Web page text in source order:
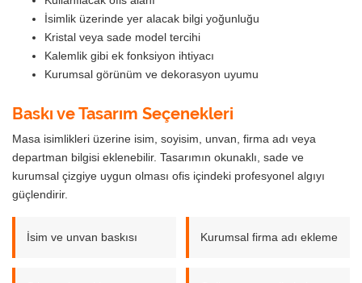
İsimlik üzerinde yer alacak bilgi yoğunluğu
Kristal veya sade model tercihi
Kalemlik gibi ek fonksiyon ihtiyacı
Kurumsal görünüm ve dekorasyon uyumu
Baskı ve Tasarım Seçenekleri
Masa isimlikleri üzerine isim, soyisim, unvan, firma adı veya
departman bilgisi eklenebilir. Tasarımın okunaklı, sade ve
kurumsal çizgiye uygun olması ofis içindeki profesyonel algıyı
güçlendirir.
İsim ve unvan baskısı Kurumsal firma adı ekleme